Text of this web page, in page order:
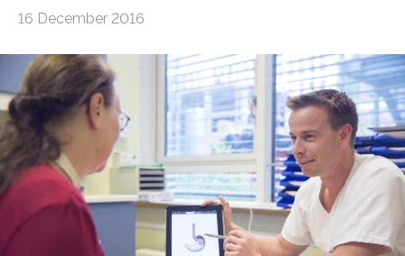
16 December 2016